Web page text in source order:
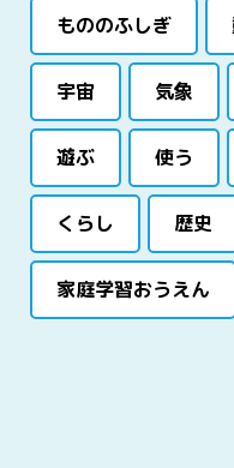
もののふしぎ
宇宙 気象
遊ぶ 使う
くらし 歴史
家庭学習おうえん